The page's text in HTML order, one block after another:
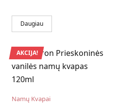
Daugiau
AKCIJA!
Namų Kvapai